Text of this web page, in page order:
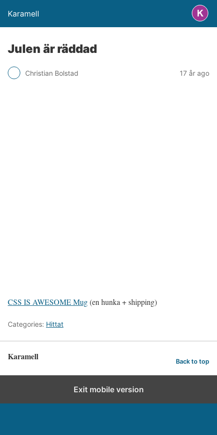
Karamell
Julen är räddad
Christian Bolstad 17 år ago
CSS IS AWESOME Mug(en hunka + shipping)
Categories: Hittat
Karamell Back to top
Exit mobile version